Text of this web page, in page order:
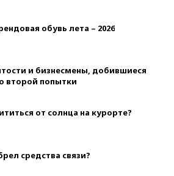
обувь лета – 2026
и бизнесмены, добившиеся
второй попытки
от солнца на курорте?
средства связи?